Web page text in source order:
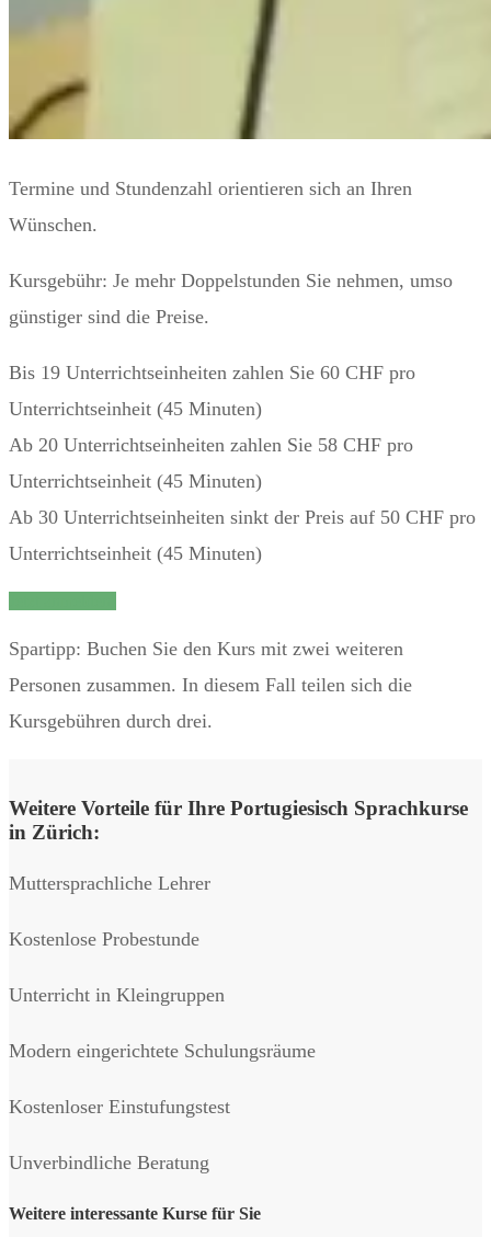
Termine und Stundenzahl orientieren sich an Ihren
Wünschen.
Kursgebühr: Je mehr Doppelstunden Sie nehmen, umso
günstiger sind die Preise.
Bis 19 Unterrichtseinheiten zahlen Sie 60 CHF pro
Unterrichtseinheit (45 Minuten)
Ab 20 Unterrichtseinheiten zahlen Sie 58 CHF pro
Unterrichtseinheit (45 Minuten)
Ab 30 Unterrichtseinheiten sinkt der Preis auf 50 CHF pro
Unterrichtseinheit (45 Minuten)
Spartipp: Buchen Sie den Kurs mit zwei weiteren
Personen zusammen. In diesem Fall teilen sich die
Kursgebühren durch drei.
Weitere Vorteile für Ihre Portugiesisch Sprachkurse
in Zürich:
Muttersprachliche Lehrer
Kostenlose Probestunde
Unterricht in Kleingruppen
Modern eingerichtete Schulungsräume
Kostenloser Einstufungstest
Unverbindliche Beratung
Weitere interessante Kurse für Sie